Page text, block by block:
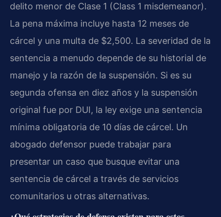
delito menor de Clase 1 (Class 1 misdemeanor).
La pena máxima incluye hasta 12 meses de
cárcel y una multa de $2,500. La severidad de la
sentencia a menudo depende de su historial de
manejo y la razón de la suspensión. Si es su
segunda ofensa en diez años y la suspensión
original fue por DUI, la ley exige una sentencia
mínima obligatoria de 10 días de cárcel. Un
abogado defensor puede trabajar para
presentar un caso que busque evitar una
sentencia de cárcel a través de servicios
comunitarios u otras alternativas.